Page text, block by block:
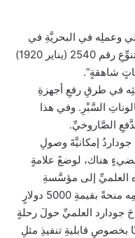
وعملِه في البحريَّةِ في
وقتٍ لاحقٍ في منشورِ سميثسونيان المُتنوِّعِ رقم 2540 (يناير 1920)
شاهقةٍ”.
في طرقِ رفعِ أجهزةِ
السَّبْرِ. وفي هذا
الصَّاروخيِّ.
1920م استعرضَ جوداردُ إمكانيَّةَ وصولِ
هناك، لوضعً علامةٍ
العلميِّ إلى مؤسَّسةِ
سميثسونيان شرحًا مملًّا لكيفيَّةِ استخدامِه منحةً بقيمةِ 5000 دولارٍ
جودارد العلميِّ حولَ رحلةٍ
بخصوصِ قابليةِ تنفيذِ مثلِ